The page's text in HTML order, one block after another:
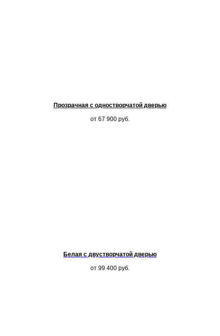
Прозрачная с одностворчатой дверью
от 67 900 руб.
Белая с двустворчатой дверью
от 99 400 руб.